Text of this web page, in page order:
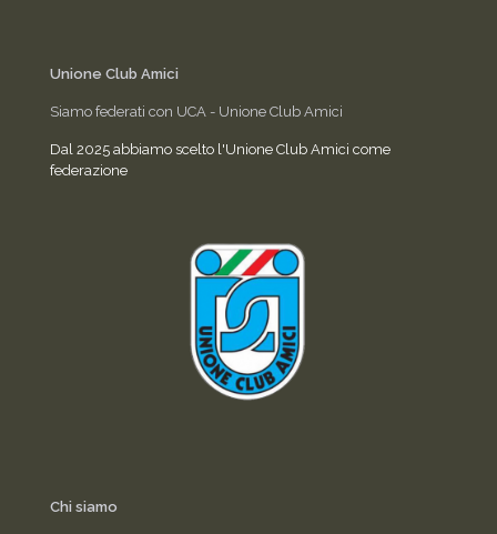
Unione Club Amici
Siamo federati con UCA - Unione Club Amici
Dal 2025 abbiamo scelto l'Unione Club Amici come
federazione
Chi siamo